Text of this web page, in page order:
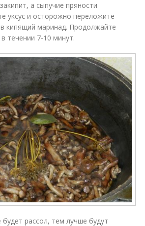
а сыпучие пряности
уксус и осторожно переложите
кипящий маринад. Продолжайте
течении 7-10 минут.
будет рассол, тем лучше будут